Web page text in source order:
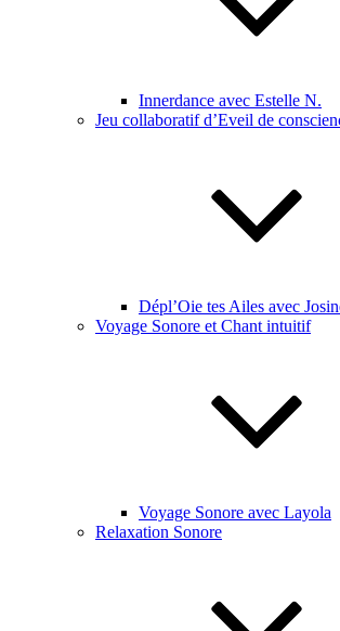
Innerdance avec Estelle N.
Jeu collaboratif d’Eveil de
Dépl’Oie tes Ailes avec
Voyage Sonore et Chant intuitif
Voyage Sonore avec Layola
Relaxation Sonore